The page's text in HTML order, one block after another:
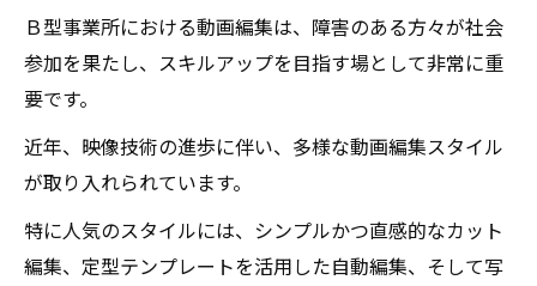
Ｂ型事業所における動画編集は、障害のある方々が社会
参加を果たし、スキルアップを目指す場として非常に重
要です。
近年、映像技術の進歩に伴い、多様な動画編集スタイル
が取り入れられています。
特に人気のスタイルには、シンプルかつ直感的なカット
編集、定型テンプレートを活用した自動編集、そして写